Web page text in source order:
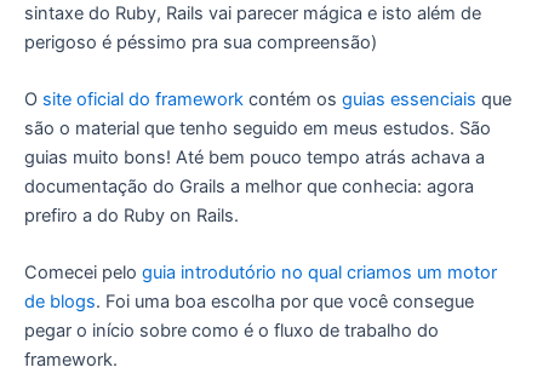
sintaxe do Ruby, Rails vai parecer mágica e isto além de
perigoso é péssimo pra sua compreensão)
O site oficial do framework contém os guias essenciais que
são o material que tenho seguido em meus estudos. São
guias muito bons! Até bem pouco tempo atrás achava a
documentação do Grails a melhor que conhecia: agora
prefiro a do Ruby on Rails.
Comecei pelo guia introdutório no qual criamos um motor
de blogs. Foi uma boa escolha por que você consegue
pegar o início sobre como é o fluxo de trabalho do
framework.